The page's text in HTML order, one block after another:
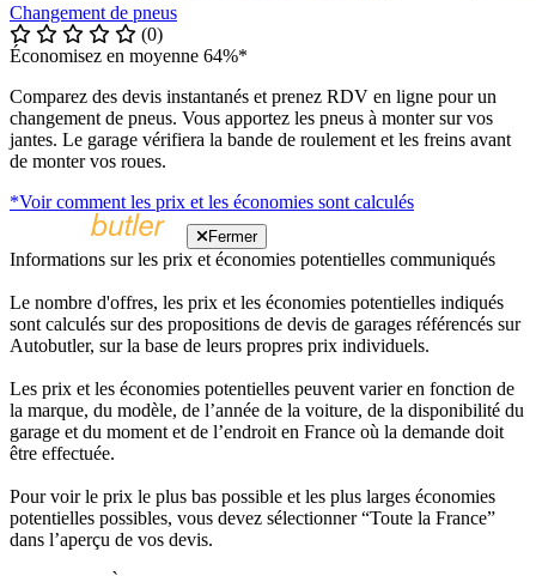
Changement de pneus
(0)
Économisez en moyenne 64%*
Comparez des devis instantanés et prenez RDV en ligne pour un
changement de pneus. Vous apportez les pneus à monter sur vos
jantes. Le garage vérifiera la bande de roulement et les freins avant
de monter vos roues.
*Voir comment les prix et les économies sont calculés
Fermer
Informations sur les prix et économies potentielles communiqués
Le nombre d'offres, les prix et les économies potentielles indiqués
sont calculés sur des propositions de devis de garages référencés sur
Autobutler, sur la base de leurs propres prix individuels.
Les prix et les économies potentielles peuvent varier en fonction de
la marque, du modèle, de l’année de la voiture, de la disponibilité du
garage et du moment et de l’endroit en France où la demande doit
être effectuée.
Pour voir le prix le plus bas possible et les plus larges économies
potentielles possibles, vous devez sélectionner “Toute la France”
dans l’aperçu de vos devis.